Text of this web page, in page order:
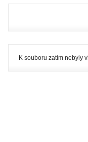
K souboru zatím nebyly